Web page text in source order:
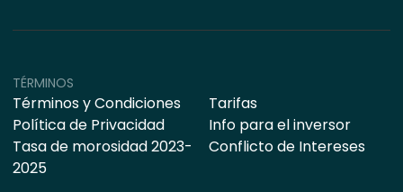
TÉRMINOS
Términos y Condiciones
Política de Privacidad
Tasa de morosidad 2023-
2025
Tarifas
Info para el inversor
Conflicto de Intereses